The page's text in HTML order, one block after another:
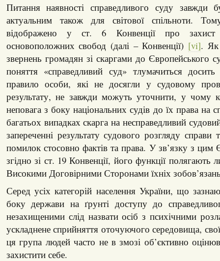
Питання наявності справедливого суду завжди
актуальним також для світової спільноти.
відображено у ст. 6 Конвенції про
основоположних свобод (далі – Конвенції) [vi]. Як
звернень громадян зі скаргами до Європейського
поняття «справедливий суд» тлумачиться
правило особи, які не досягли у судовому
результату, не завжди можуть уточнити, у чому
неповага з боку національних судів до їх права на
багатьох випадках скарга на несправедливий
запереченні результату судового розгляду
помилок стосовно фактів та права. У зв’язку з
згідно зі ст. 19 Конвенції, його функції полягають
Високими Договірними Сторонами їхніх
Серед усіх категорій населення України, що
боку держави на ґрунті доступу до
незахищеними слід назвати осіб з психічними
ускладнене сприйняття оточуючого середовища,
ця група людей часто не в змозі об’єктивно
захистити себе.